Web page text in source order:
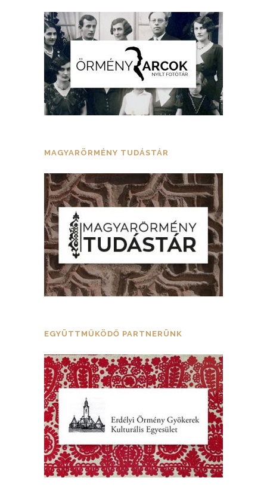
MAGYARÖRMÉNY TUDÁSTÁR
EGYÜTTMŰKÖDŐ PARTNERÜNK